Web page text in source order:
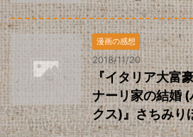
漫画の感想
2018/11/20
『イタリア大富
ナーリ家の結婚
クス)』さちみり